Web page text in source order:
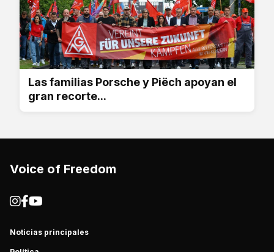
Las familias Porsche y Piëch apoyan el
gran recorte...
Voice of Freedom
Noticias principales